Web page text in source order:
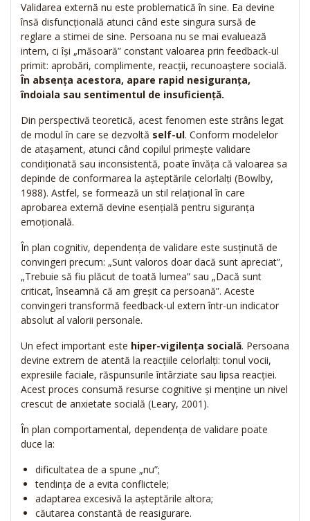
Validarea externă nu este problematică în sine. Ea devine
însă disfuncțională atunci când este singura sursă de
reglare a stimei de sine. Persoana nu se mai evaluează
intern, ci își „măsoară” constant valoarea prin feedback-ul
primit: aprobări, complimente, reacții, recunoaștere socială.
În absența acestora, apare rapid nesiguranța,
îndoiala sau sentimentul de insuficiență.
Din perspectivă teoretică, acest fenomen este strâns legat
de modul în care se dezvoltă self-ul. Conform modelelor
de atașament, atunci când copilul primește validare
condiționată sau inconsistentă, poate învăța că valoarea sa
depinde de conformarea la așteptările celorlalți (Bowlby,
1988). Astfel, se formează un stil relațional în care
aprobarea externă devine esențială pentru siguranța
emoțională.
În plan cognitiv, dependența de validare este susținută de
convingeri precum: „Sunt valoros doar dacă sunt apreciat”,
„Trebuie să fiu plăcut de toată lumea” sau „Dacă sunt
criticat, înseamnă că am greșit ca persoană”. Aceste
convingeri transformă feedback-ul extern într-un indicator
absolut al valorii personale.
Un efect important este hiper-vigilența socială. Persoana
devine extrem de atentă la reacțiile celorlalți: tonul vocii,
expresiile faciale, răspunsurile întârziate sau lipsa reacției.
Acest proces consumă resurse cognitive și menține un nivel
crescut de anxietate socială (Leary, 2001).
În plan comportamental, dependența de validare poate
duce la:
dificultatea de a spune „nu”;
tendința de a evita conflictele;
adaptarea excesivă la așteptările altora;
căutarea constantă de reasigurare.